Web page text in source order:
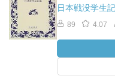
日本戦没学生
89 4.07